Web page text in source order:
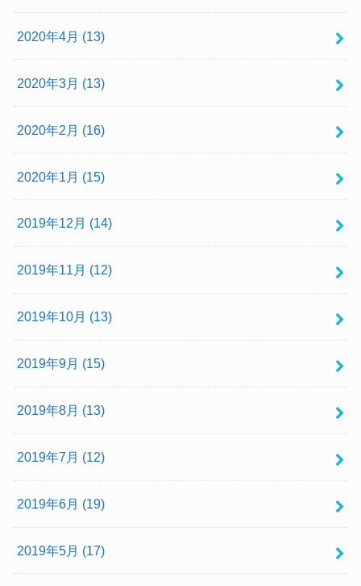
2020年4月 (13)
2020年3月 (13)
2020年2月 (16)
2020年1月 (15)
2019年12月 (14)
2019年11月 (12)
2019年10月 (13)
2019年9月 (15)
2019年8月 (13)
2019年7月 (12)
2019年6月 (19)
2019年5月 (17)